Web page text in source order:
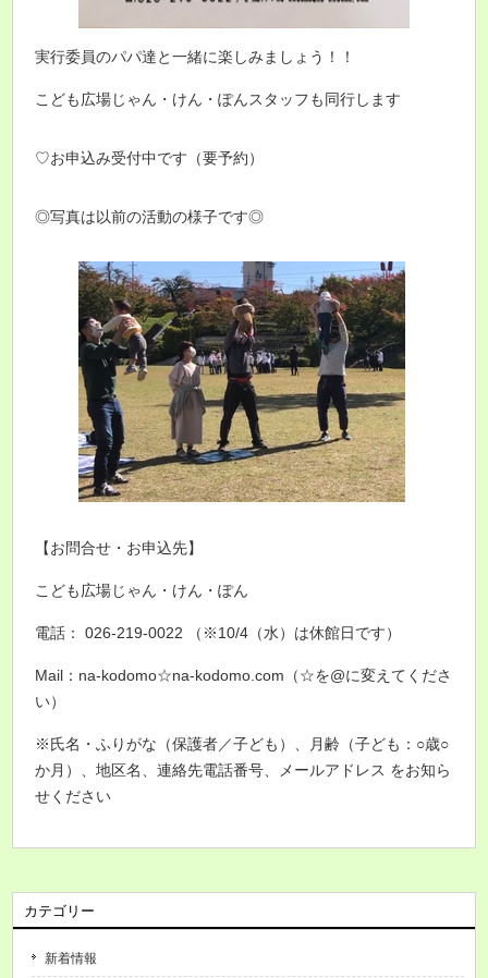
実行委員のパパ達と一緒に楽しみましょう！！
こども広場じゃん・けん・ぽんスタッフも同行します
♡お申込み受付中です（要予約）
◎写真は以前の活動の様子です◎
【お問合せ・お申込先】
こども広場じゃん・けん・ぽん
電話： 026-219-0022 （※10/4（水）は休館日です）
Mail： na-kodomo☆na-kodomo.com（☆を@に変えてくださ
い）
※氏名・ふりがな（保護者／子ども）、月齢（子ども：○歳○
か月）、地区名、連絡先電話番号、メールアドレス をお知ら
せください
カテゴリー
新着情報